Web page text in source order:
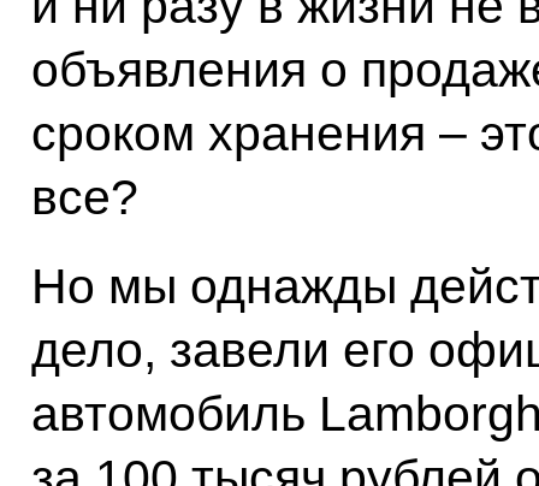
объявления о
сроком хранения –
все?
Но мы однажды
дело, завели его
автомобиль